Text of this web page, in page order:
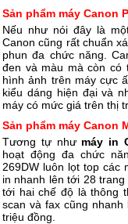
Sản phẩm máy Canon
Nếu như nói đây là
Canon cũng rất chuẩn
phun đa chức năng.
đen và màu mà còn có
hình ảnh trên máy cực
kiểu dáng hiện đại và
máy có mức giá trên thị
Sản phẩm máy Canon
Tương tự như máy in
hoạt động đa chức
269DW luôn lọt top các
in nhanh lên tới 28
tới hai chế độ là thông
scan và fax cũng
triệu đồng.